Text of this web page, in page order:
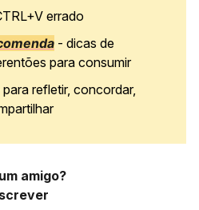
errado
- dicas de
para consumir
para refletir, concordar,
amigo?